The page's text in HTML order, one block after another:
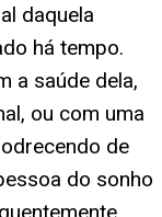
daquela
há tempo.
a saúde dela,
ou com uma
de
do sonho